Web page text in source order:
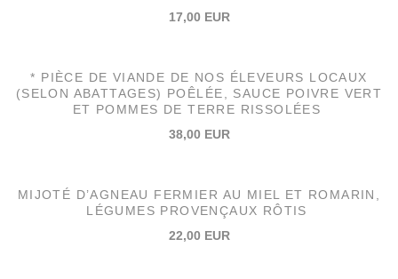
17,00 EUR
* PIÈCE DE VIANDE DE NOS ÉLEVEURS LOCAUX
(SELON ABATTAGES) POÊLÉE, SAUCE POIVRE VERT
ET POMMES DE TERRE RISSOLÉES
38,00 EUR
MIJOTÉ D’AGNEAU FERMIER AU MIEL ET ROMARIN,
LÉGUMES PROVENÇAUX RÔTIS
22,00 EUR